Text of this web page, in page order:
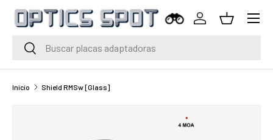
Saltar al contenido
Buscar
Buscar
Iniciar sesión
Cesta
Menú
Inicio Shield RMSw [Glass]